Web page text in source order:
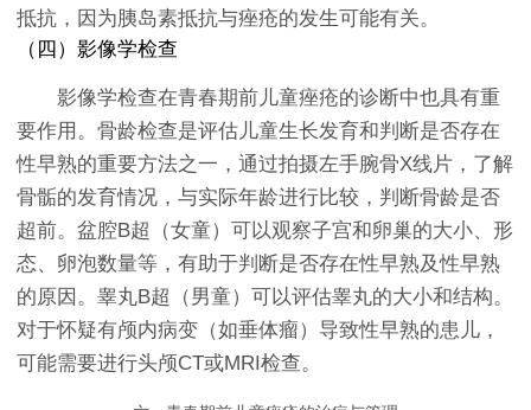
抵抗，因为胰岛素抵抗与痤疮的发生可能有关。
（四）影像学检查
影像学检查在青春期前儿童痤疮的诊断中也具有重
要作用。骨龄检查是评估儿童生长发育和判断是否存在
性早熟的重要方法之一，通过拍摄左手腕骨X线片，了解
骨骺的发育情况，与实际年龄进行比较，判断骨龄是否
超前。盆腔B超（女童）可以观察子宫和卵巢的大小、形
态、卵泡数量等，有助于判断是否存在性早熟及性早熟
的原因。睾丸B超（男童）可以评估睾丸的大小和结构。
对于怀疑有颅内病变（如垂体瘤）导致性早熟的患儿，
可能需要进行头颅CT或MRI检查。